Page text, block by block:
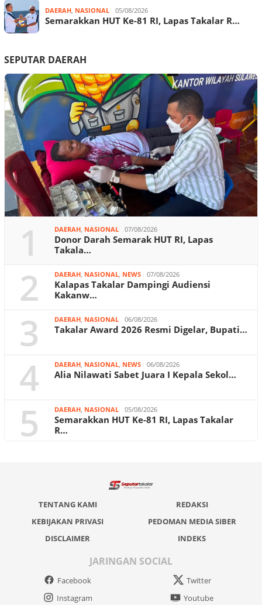
DAERAH, NASIONAL 05/08/2026
Semarakkan HUT Ke-81 RI, Lapas Takalar R…
SEPUTAR DAERAH
1 DAERAH, NASIONAL 07/08/2026
Donor Darah Semarak HUT RI, Lapas
Takala…
2 DAERAH, NASIONAL, NEWS 07/08/2026
Kalapas Takalar Dampingi Audiensi
Kakanw…
3 DAERAH, NASIONAL 06/08/2026
Takalar Award 2026 Resmi Digelar, Bupati…
4 DAERAH, NASIONAL, NEWS 06/08/2026
Alia Nilawati Sabet Juara I Kepala Sekol…
5 DAERAH, NASIONAL 05/08/2026
Semarakkan HUT Ke-81 RI, Lapas Takalar
R…
TENTANG KAMI
REDAKSI
KEBIJAKAN PRIVASI
PEDOMAN MEDIA SIBER
DISCLAIMER
INDEKS
JARINGAN SOCIAL
Facebook
Twitter
Instagram
Youtube